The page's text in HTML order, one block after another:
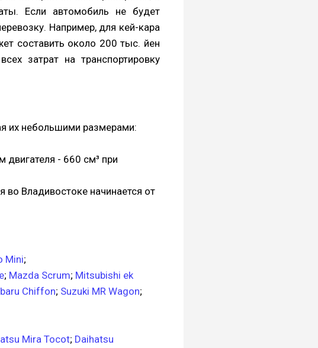
Если автомобиль не будет
Например, для кей-кара
составить около 200 тыс. йен
затрат на транспортировку
их небольшими размерами:
- 660 см³ при
во Владивостоке начинается от
Mini;
; Mazda Scrum; Mitsubishi ek
Chiffon; Suzuki MR Wagon;
Mira Tocot; Daihatsu